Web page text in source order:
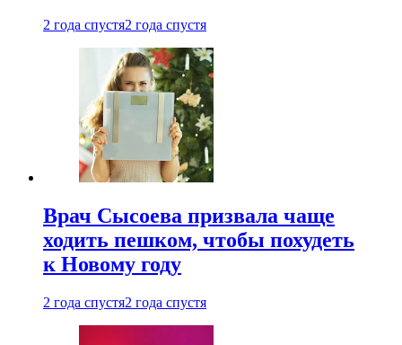
2 года спустя2 года спустя
Врач Сысоева призвала чаще
ходить пешком, чтобы похудеть
к Новому году
2 года спустя2 года спустя